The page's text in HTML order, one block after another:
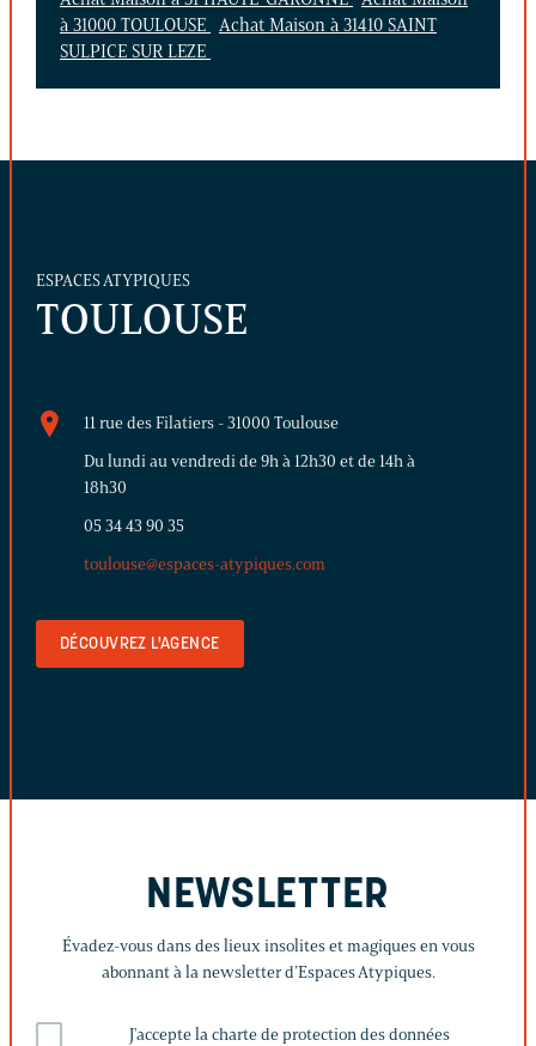
à 31000 TOULOUSE
Achat Maison à 31410 SAINT
SULPICE SUR LEZE
ESPACES ATYPIQUES
TOULOUSE
11 rue des Filatiers - 31000 Toulouse
Du lundi au vendredi de 9h à 12h30 et de 14h à
18h30
05 34 43 90 35
toulouse@espaces-atypiques.com
DÉCOUVREZ L'AGENCE
NEWSLETTER
Évadez-vous dans des lieux insolites et magiques en vous
abonnant à la newsletter d’Espaces Atypiques.
J'accepte la charte de protection des données